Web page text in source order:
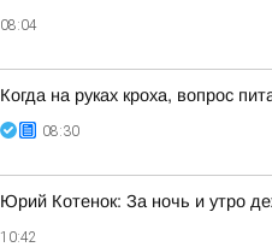
08:04
Когда на руках кроха, вопрос
08:30
Юрий Котенок: За ночь и утро
10:42